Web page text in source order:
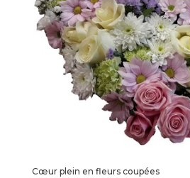
Cœur plein en fleurs coupées